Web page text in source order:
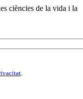
ciències de la vida i la